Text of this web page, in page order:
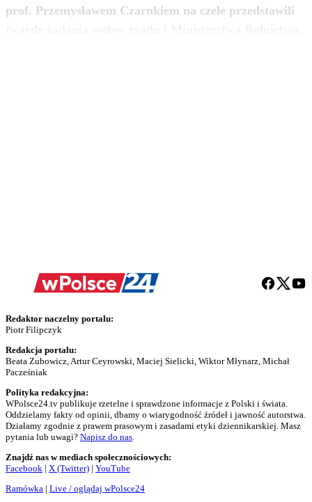
prof. Przemysławem Czarnkiem na czele przedstawili
zobacz więcej
Redaktor naczelny portalu:
Piotr Filipczyk
Redakcja portalu:
Beata Zubowicz, Artur Ceyrowski, Maciej Sielicki, Wiktor Młynarz, Michał
Pacześniak
Polityka redakcyjna:
WPolsce24.tv publikuje rzetelne i sprawdzone informacje z Polski i świata.
Oddzielamy fakty od opinii, dbamy o wiarygodność źródeł i jawność autorstwa.
Działamy zgodnie z prawem prasowym i zasadami etyki dziennikarskiej. Masz
pytania lub uwagi? Napisz do nas
Znajdź nas w mediach społecznościowych:
Facebook | X (Twitter) | YouTube
Ramówka | Live / oglądaj wPolsce24